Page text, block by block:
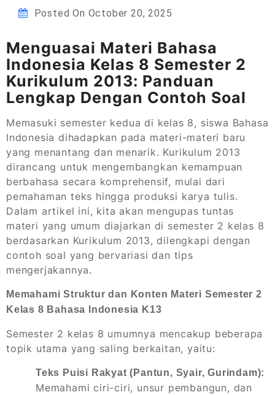
Posted On October 20, 2025
Menguasai Materi Bahasa
Indonesia Kelas 8 Semester 2
Kurikulum 2013: Panduan
Lengkap Dengan Contoh Soal
Memasuki semester kedua di kelas 8, siswa Bahasa
Indonesia dihadapkan pada materi-materi baru
yang menantang dan menarik. Kurikulum 2013
dirancang untuk mengembangkan kemampuan
berbahasa secara komprehensif, mulai dari
pemahaman teks hingga produksi karya tulis.
Dalam artikel ini, kita akan mengupas tuntas
materi yang umum diajarkan di semester 2 kelas 8
berdasarkan Kurikulum 2013, dilengkapi dengan
contoh soal yang bervariasi dan tips
mengerjakannya.
Memahami Struktur dan Konten Materi Semester 2
Kelas 8 Bahasa Indonesia K13
Semester 2 kelas 8 umumnya mencakup beberapa
topik utama yang saling berkaitan, yaitu:
Teks Puisi Rakyat (Pantun, Syair, Gurindam):
Memahami ciri-ciri, unsur pembangun, dan